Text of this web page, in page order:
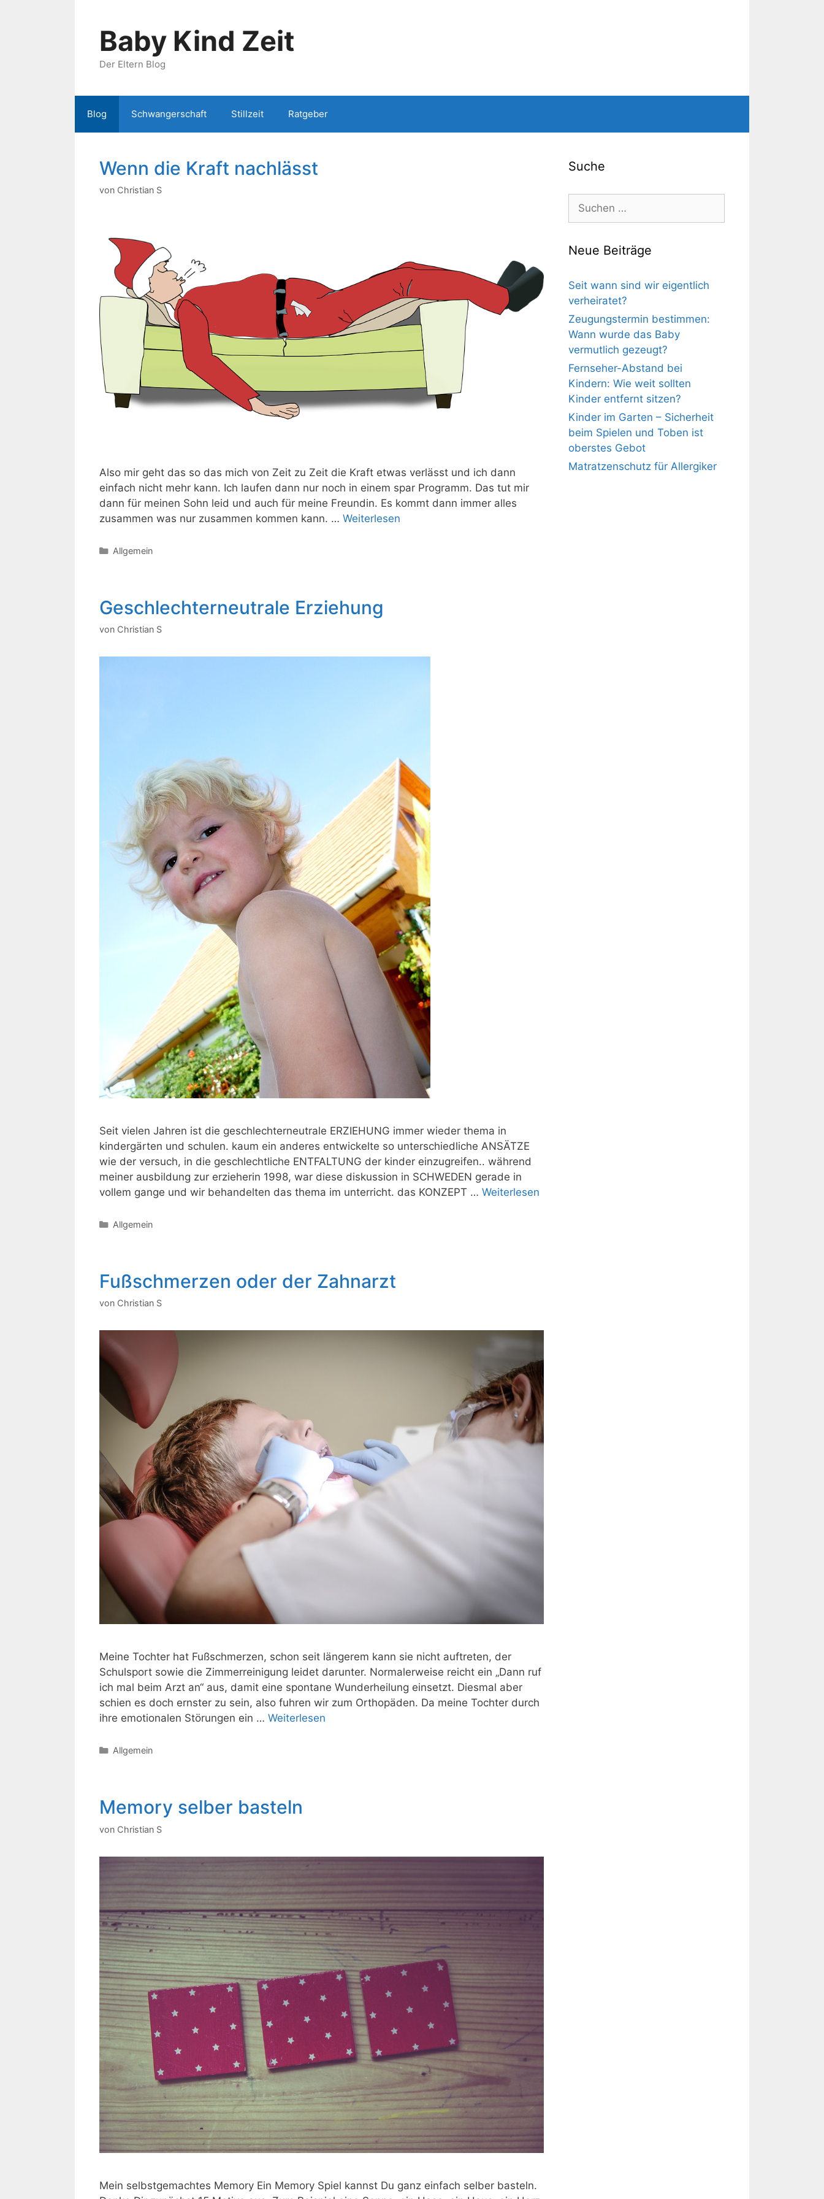
Baby Kind Zeit
Der Eltern Blog
Blog Schwangerschaft Stillzeit Ratgeber
Wenn die Kraft nachlässt
von Christian S
Also mir geht das so das mich von Zeit zu Zeit die Kraft etwas verlässt und ich dann
einfach nicht mehr kann. Ich laufen dann nur noch in einem spar Programm. Das tut mir
dann für meinen Sohn leid und auch für meine Freundin. Es kommt dann immer alles
zusammen was nur zusammen kommen kann. … Weiterlesen
Kategorien
Allgemein
Geschlechterneutrale Erziehung
von Christian S
Seit vielen Jahren ist die geschlechterneutrale ERZIEHUNG immer wieder thema in
kindergärten und schulen. kaum ein anderes entwickelte so unterschiedliche ANSÄTZE
wie der versuch, in die geschlechtliche ENTFALTUNG der kinder einzugreifen.. während
meiner ausbildung zur erzieherin 1998, war diese diskussion in SCHWEDEN gerade in
vollem gange und wir behandelten das thema im unterricht. das KONZEPT … Weiterlesen
Kategorien
Allgemein
Fußschmerzen oder der Zahnarzt
von Christian S
Meine Tochter hat Fußschmerzen, schon seit längerem kann sie nicht auftreten, der
Schulsport sowie die Zimmerreinigung leidet darunter. Normalerweise reicht ein „Dann ruf
ich mal beim Arzt an“ aus, damit eine spontane Wunderheilung einsetzt. Diesmal aber
schien es doch ernster zu sein, also fuhren wir zum Orthopäden. Da meine Tochter durch
ihre emotionalen Störungen ein … Weiterlesen
Kategorien
Allgemein
Memory selber basteln
von Christian S
Mein selbstgemachtes Memory Ein Memory Spiel kannst Du ganz einfach selber basteln.
Suche
Suche
nach:
Neue Beiträge
Seit wann sind wir eigentlich
verheiratet?
Zeugungstermin bestimmen:
Wann wurde das Baby
vermutlich gezeugt?
Fernseher-Abstand bei
Kindern: Wie weit sollten
Kinder entfernt sitzen?
Kinder im Garten – Sicherheit
beim Spielen und Toben ist
oberstes Gebot
Matratzenschutz für Allergiker